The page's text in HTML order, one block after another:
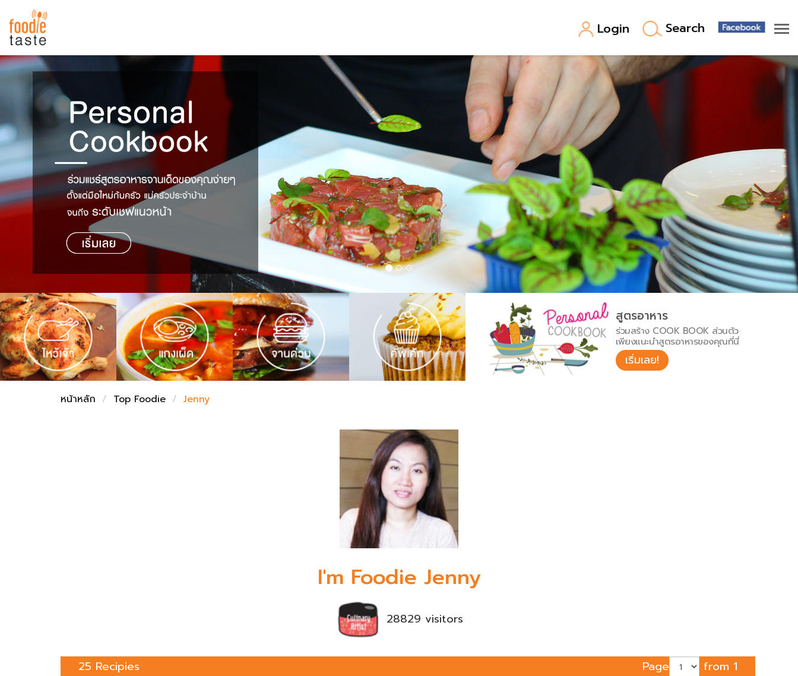
Login Search
สูตรอาหาร
สูตรอาหารล่าสุด
Top Foodie
พาไปชิม
สารพันก้นครัว
เคล็ดลับน่ารู้
เปรียบเทียบหน่วยการตวง
เปรียบเทียบอุณหภูมิ
เปรียบเทียบน้ำหนักวัตถุดิบ
ชั่งตวงเนย
FoodPedia
สร้าง Cookbook
สูตรอาหาร
ร่วมสร้าง COOK BOOK ส่วนตัว
เพียงแนะนำสูตรอาหารของคุณที่นี่
เริ่มเลย!
หน้าหลัก Top Foodie Jenny
I'm Foodie Jenny
28829 visitors
25 Recipies Page from 1